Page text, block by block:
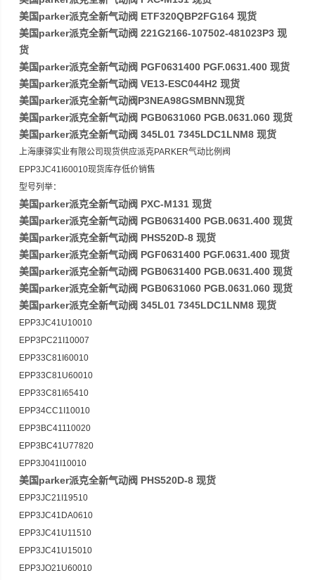
美国parker派克全新气动阀 ETF320QBP2FG164 现货
美国parker派克全新气动阀 221G2166-107502-481023P3 现
货
美国parker派克全新气动阀 PGF0631400 PGF.0631.400 现货
美国parker派克全新气动阀 VE13-ESC044H2 现货
美国parker派克全新气动阀P3NEA98GSMBNN现货
美国parker派克全新气动阀 PGB0631060 PGB.0631.060 现货
美国parker派克全新气动阀 345L01 7345LDC1LNM8 现货
上海康驿实业有限公司现货供应派克PARKER气动比例阀
EPP3JC41I60010现货库存低价销售
型号列举：
美国parker派克全新气动阀 PXC-M131 现货
美国parker派克全新气动阀 PGB0631400 PGB.0631.400 现货
美国parker派克全新气动阀 PHS520D-8 现货
美国parker派克全新气动阀 PGF0631400 PGF.0631.400 现货
美国parker派克全新气动阀 PGB0631400 PGB.0631.400 现货
美国parker派克全新气动阀 PGB0631060 PGB.0631.060 现货
美国parker派克全新气动阀 345L01 7345LDC1LNM8 现货
EPP3JC41U10010
EPP3PC21I10007
EPP33C81I60010
EPP33C81U60010
EPP33C81I65410
EPP34CC1I10010
EPP3BC41110020
EPP3BC41U77820
EPP3J041I10010
美国parker派克全新气动阀 PHS520D-8 现货
EPP3JC21I19510
EPP3JC41DA0610
EPP3JC41U11510
EPP3JC41U15010
EPP3JO21U60010